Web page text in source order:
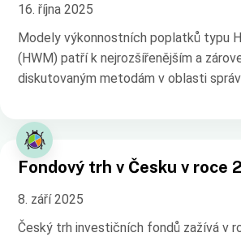
16. října 2025
Modely výkonnostních poplatků typu
(HWM) patří k nejrozšířenějším a
diskutovaným metodám v oblasti
Fondový trh v Česku v roce
8. září 2025
Český trh investičních fondů zažívá v